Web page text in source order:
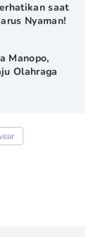
saat
Nyaman!
Manopo,
Olahraga